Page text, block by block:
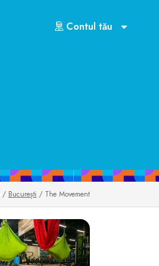
Contul tău
/ București / The Movement